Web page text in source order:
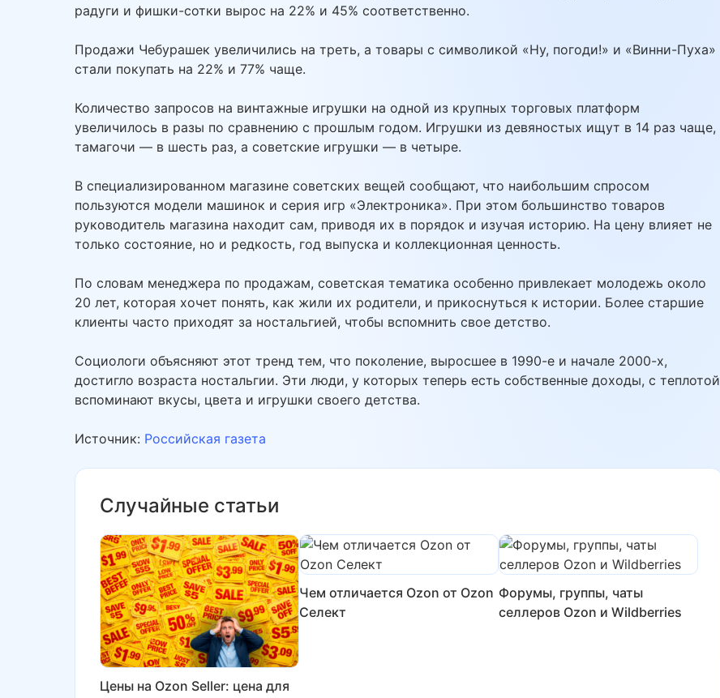
радуги и фишки-сотки вырос на 22% и 45% соответственно.
Продажи Чебурашек увеличились на треть, а товары с символикой «Ну, погоди!» и «Винни-Пуха»
стали покупать на 22% и 77% чаще.
Количество запросов на винтажные игрушки на одной из крупных торговых платформ
увеличилось в разы по сравнению с прошлым годом. Игрушки из девяностых ищут в 14 раз чаще,
тамагочи — в шесть раз, а советские игрушки — в четыре.
В специализированном магазине советских вещей сообщают, что наибольшим спросом
пользуются модели машинок и серия игр «Электроника». При этом большинство товаров
руководитель магазина находит сам, приводя их в порядок и изучая историю. На цену влияет не
только состояние, но и редкость, год выпуска и коллекционная ценность.
По словам менеджера по продажам, советская тематика особенно привлекает молодежь около
20 лет, которая хочет понять, как жили их родители, и прикоснуться к истории. Более старшие
клиенты часто приходят за ностальгией, чтобы вспомнить свое детство.
Социологи объясняют этот тренд тем, что поколение, выросшее в 1990-е и начале 2000-х,
достигло возраста ностальгии. Эти люди, у которых теперь есть собственные доходы, с теплотой
вспоминают вкусы, цвета и игрушки своего детства.
Источник: Российская газета
Случайные статьи
Цены на Ozon Seller: цена для
Чем отличается Ozon от Ozon
Селект
Форумы, группы, чаты
селлеров Ozon и Wildberries